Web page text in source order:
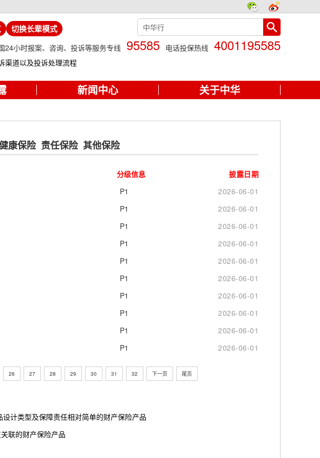
切换长辈模式
24小时报案、咨询、投诉等服务专线 95585 电话投保热线 4001195585
渠道以及投诉处理流程
新闻中心 关于中华
康保险 责任保险 其他保险
分级信息
披露日期
P1
2026-06-01
P1
2026-06-01
P1
2026-06-01
P1
2026-06-01
P1
2026-06-01
P1
2026-06-01
P1
2026-06-01
P1
2026-06-01
P1
2026-06-01
P1 2026-06-01
26 27 28 29 30 31 32 下一页 尾页
计类型及保障责任相对简单的财产保险产品
联的财产保险产品